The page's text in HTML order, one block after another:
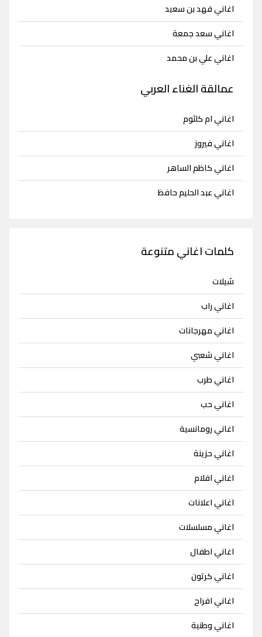
اغاني فهد بن سعيد
اغاني سعد جمعة
اغاني علي بن محمد
عمالقة الغناء العربي
اغاني ام كلثوم
اغاني فيروز
اغاني كاظم الساهر
اغاني عبد الحليم حافظ
كلمات اغاني متنوعة
شيلات
اغاني راب
اغاني مهرجانات
اغاني شعبي
اغاني طرب
اغاني حب
اغاني رومانسية
اغاني حزينة
اغاني افلام
اغاني اعلانات
اغاني مسلسلات
اغاني اطفال
اغاني كرتون
اغاني افراح
اغاني وطنية